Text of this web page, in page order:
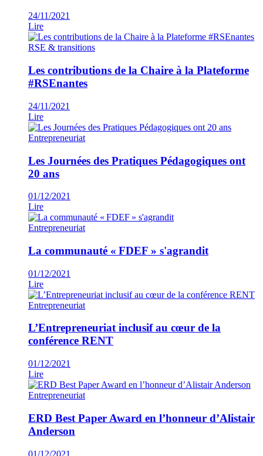
24/11/2021
Lire
RSE & transitions
Les contributions de la Chaire à la Plateforme
#RSEnantes
24/11/2021
Lire
Entrepreneuriat
Les Journées des Pratiques Pédagogiques ont
20 ans
01/12/2021
Lire
Entrepreneuriat
La communauté « FDEF » s'agrandit
01/12/2021
Lire
Entrepreneuriat
L’Entrepreneuriat inclusif au cœur de la
conférence RENT
01/12/2021
Lire
Entrepreneuriat
ERD Best Paper Award en l’honneur d’Alistair
Anderson
01/12/2021